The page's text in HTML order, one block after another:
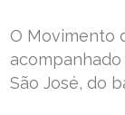
O Movimento
São José, do